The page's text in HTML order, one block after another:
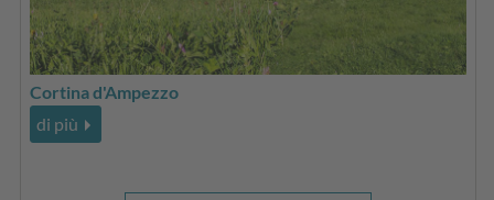
Cortina d'Ampezzo
di più